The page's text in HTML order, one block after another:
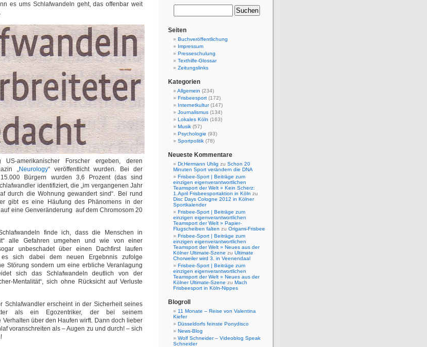
es ums Schlafwandeln geht, das offenbar weit
amerikanischer Forscher ergeben, deren
„Neurology“ veröffentlicht wurden. Bei der
Bürgern wurden 3,6 Prozent (das sind
identifiziert, die „im vergangenen Jahr
durch die Wohnung gewandert sind“. Bei rund
gibt es eine Häufung des Phänomens in der
eine Genveränderung auf dem Chromosom 20
finde ich, dass die Menschen in
alle Gefahren umgehen und wie von einer
unbeschadet über einen Dachfirst laufen
es sich dabei dem neuen Ergebnnis zufolge
Störung sondern um eine erbliche Veranlagung
sich das Schlafwandeln deutlich von der
Mentalität“, sich ohne Rücksicht auf Verluste
Schlafwandler erscheint in der Sicherheit seines
als ein Egozentriker, der bei seinem
über den Haufen wirft. Dann doch lieber
voranschreiten als – Augen zu und durch! – sich
Seiten
Buchveröffentlichung
Impressum
Presseschulung
Texthilfe-Glossar
Zeitungslinks
Kategorien
Allgemein (234)
Frisbeesport (172)
Internetkultur(147)
Journalismus (134)
Lokales Köln (163)
Musik (57)
Psychologie (93)
Sportpolitik (78)
Neueste Kommentare
Dr.Hermann Uhlig zu Schon 20
Minuten Sport verändern die DNA
Frisbee-Sport | Beiträge zum
einzigen eigenverantwortlichen
Teamsport der Welt » Kein Scherz:
1.April Frisbeesportaktion in Köln zu
Disc Days Cologne 2012 in Kölner
Sportkalender
Frisbee-Sport | Beiträge zum
einzigen eigenverantwortlichen
Teamsport der Welt » Papier-
Flugscheiben falten zu Origami-Frisbee
Frisbee-Sport | Beiträge zum
einzigen eigenverantwortlichen
Teamsport der Welt » Neues aus der
Kölner Ultimate-Szene zu Ultimate
Chorweiler wird 3. in Veenendaal
Frisbee-Sport | Beiträge zum
einzigen eigenverantwortlichen
Teamsport der Welt » Neues aus der
Kölner Ultimate-Szene zu Mach
Frisbeesport in Köln-Nippes
Blogroll
11 Monate – Reise von Valentina
Kiefer
Düsseldorfs feinste Ponydisco
News-Blog
Wolf Schneider – Videoblog Speak
Schneider